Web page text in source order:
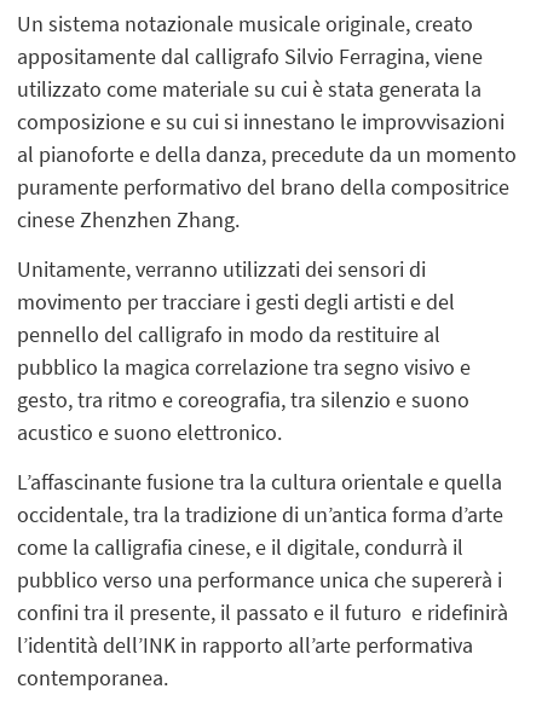
Un sistema notazionale musicale originale, creato
appositamente dal calligrafo Silvio Ferragina, viene
utilizzato come materiale su cui è stata generata la
composizione e su cui si innestano le improvvisazioni
al pianoforte e della danza, precedute da un momento
puramente performativo del brano della compositrice
cinese Zhenzhen Zhang.
Unitamente, verranno utilizzati dei sensori di
movimento per tracciare i gesti degli artisti e del
pennello del calligrafo in modo da restituire al
pubblico la magica correlazione tra segno visivo e
gesto, tra ritmo e coreografia, tra silenzio e suono
acustico e suono elettronico.
L’affascinante fusione tra la cultura orientale e quella
occidentale, tra la tradizione di un’antica forma d’arte
come la calligrafia cinese, e il digitale, condurrà il
pubblico verso una performance unica che supererà i
confini tra il presente, il passato e il futuro e ridefinirà
l’identità dell’INK in rapporto all’arte performativa
contemporanea.